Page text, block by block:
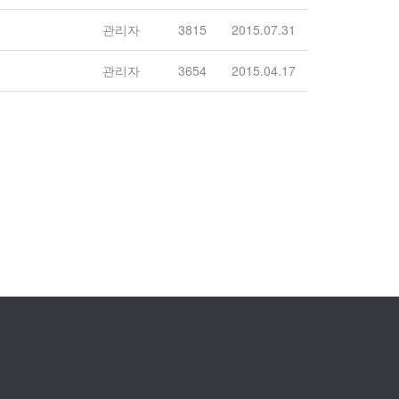
관리자 3815 2015.07.31
관리자 3654 2015.04.17